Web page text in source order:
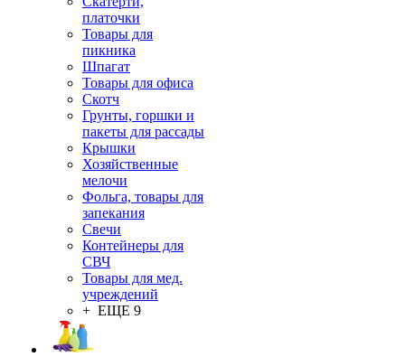
платочки
Товары для
пикника
Шпагат
Товары для офиса
Скотч
Грунты, горшки и
пакеты для рассады
Крышки
Хозяйственные
мелочи
Фольга, товары для
запекания
Свечи
Контейнеры для
СВЧ
Товары для мед.
учреждений
+ ЕЩЕ 9